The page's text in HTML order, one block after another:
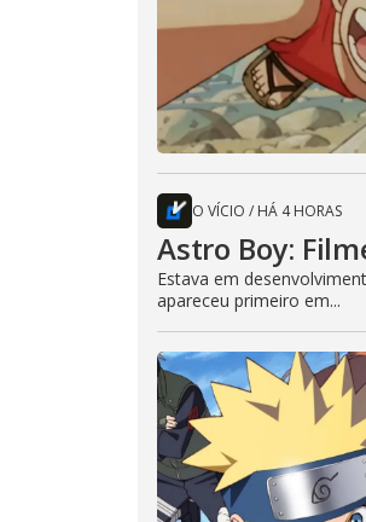
O VÍCIO / HÁ 4 HORAS
Astro Boy:
Estava em
apareceu primeiro em...